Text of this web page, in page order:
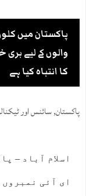
پاکستان میں
والوں کے لیے بری
کا انتباہ کیا ہے
پاکستان,سائنس اور
اسلام آباد –
ای آئی